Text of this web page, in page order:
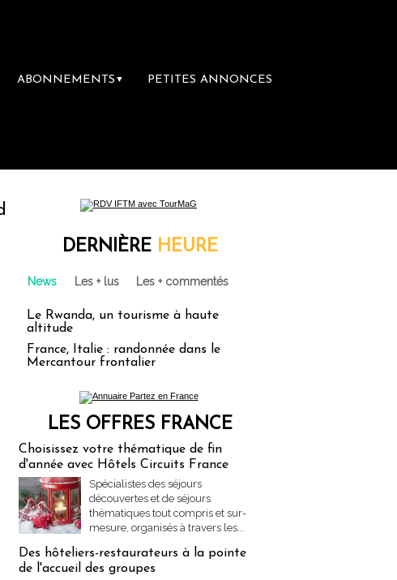
ABONNEMENTS ▼ PETITES ANNONCES
Le groupe Sainte-Claire rachète Eden Tour
DERNIÈRE HEURE
News Les + lus Les + commentés
Le Rwanda, un tourisme à haute
altitude
France, Italie : randonnée dans le
Mercantour frontalier
LES OFFRES FRANCE
Choisissez votre thématique de fin
d'année avec Hôtels Circuits France
Spécialistes des séjours
découvertes et de séjours
thématiques tout compris et sur-
mesure, organisés à travers les...
Des hôteliers-restaurateurs à la pointe
de l'accueil des groupes